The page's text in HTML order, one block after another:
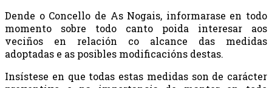
Dende o Concello de As Nogais, informarase en todo
momento sobre todo canto poida interesar aos
veciños en relación co alcance das medidas
adoptadas e as posibles modificacións destas.
Insístese en que todas estas medidas son de carácter